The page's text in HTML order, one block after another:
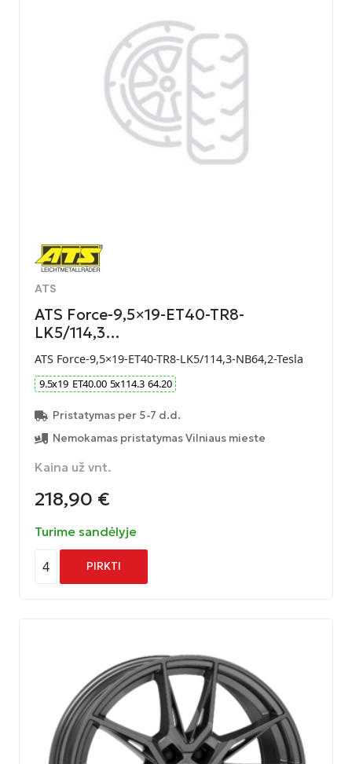
ATS
ATS Force-9,5×19-ET40-TR8-
LK5/114,3…
ATS Force-9,5×19-ET40-TR8-LK5/114,3-NB64,2-Tesla
9.5x19 ET40.00 5x114.3 64.20
Pristatymas per 5-7 d.d.
Nemokamas pristatymas Vilniaus mieste
Kaina už vnt.
218,90 €
Turime sandėlyje
4 PIRKTI